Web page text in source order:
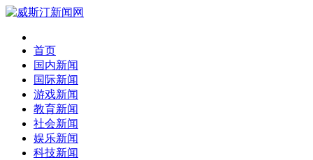
首页
国内新闻
国际新闻
游戏新闻
教育新闻
社会新闻
娱乐新闻
科技新闻